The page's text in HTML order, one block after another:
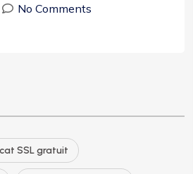
No Comments
SSL gratuit